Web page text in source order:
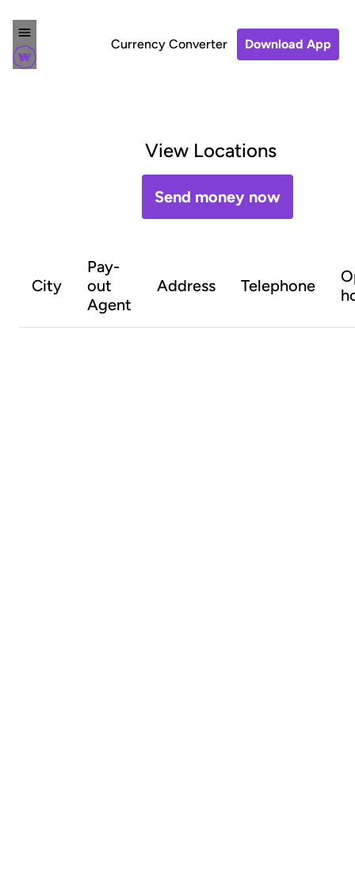
Currency Converter Download App
View Locations
Send money now
City
Pay-
out
Agent
Address Telephone